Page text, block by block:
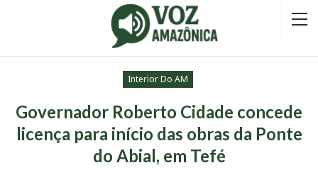
Interior Do AM
Governador Roberto Cidade concede
licença para início das obras da Ponte
do Abial, em Tefé